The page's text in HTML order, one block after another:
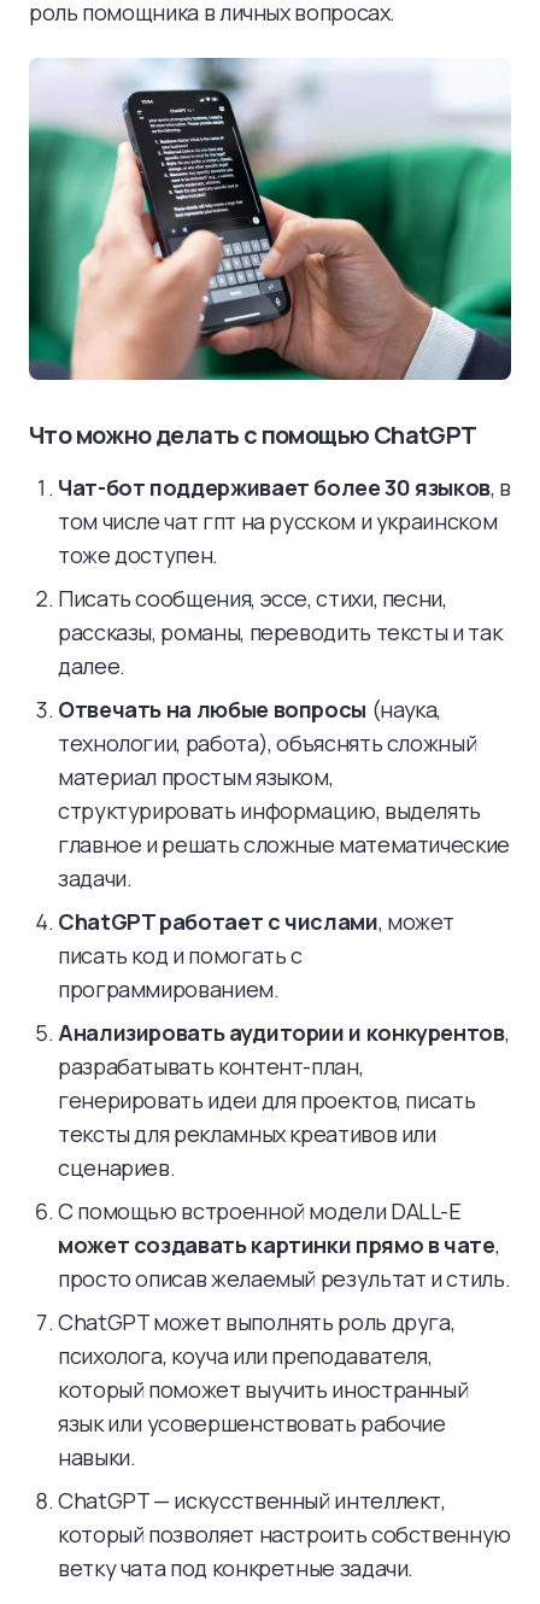
роль помощника в личных вопросах.
Что можно делать с помощью ChatGPT
Чат-бот поддерживает более 30 языков, в
том числе чат гпт на русском и украинском
тоже доступен.
Писать сообщения, эссе, стихи, песни,
рассказы, романы, переводить тексты и так
далее.
Отвечать на любые вопросы (наука,
технологии, работа), объяснять сложный
материал простым языком,
структурировать информацию, выделять
главное и решать сложные математические
задачи.
ChatGPT работает с числами, может
писать код и помогать с
программированием.
Анализировать аудитории и конкурентов,
разрабатывать контент-план,
генерировать идеи для проектов, писать
тексты для рекламных креативов или
сценариев.
С помощью встроенной модели DALL-E
может создавать картинки прямо в чате,
просто описав желаемый результат и стиль.
ChatGPT может выполнять роль друга,
психолога, коуча или преподавателя,
который поможет выучить иностранный
язык или усовершенствовать рабочие
навыки.
ChatGPT — искусственный интеллект,
который позволяет настроить собственную
ветку чата под конкретные задачи.